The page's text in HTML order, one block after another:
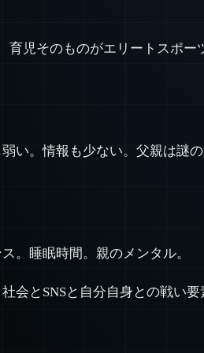
児そのものがエリートスポー
い。情報も少ない。父親は謎
。睡眠時間。親のメンタル。
会とSNSと自分自身との戦い